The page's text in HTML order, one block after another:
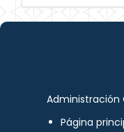
Administración
Página